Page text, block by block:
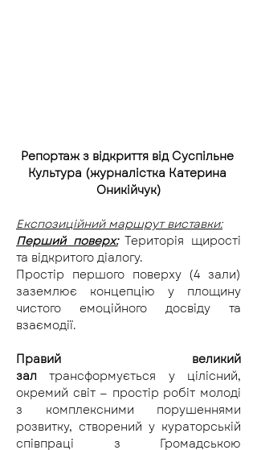
Репортаж з відкриття від Суспільне
Культура (журналістка Катерина
Оникійчук)
Експозиційний маршрут виставки:
Перший поверх: Територія щирості
та відкритого діалогу.
Простір першого поверху (4 зали)
заземлює концепцію у площину
чистого емоційного досвіду та
взаємодії.
Правий великий
зал трансформується у цілісний,
окремий світ — простір робіт молоді
з комплексними порушеннями
розвитку, створений у кураторській
співпраці з Громадською